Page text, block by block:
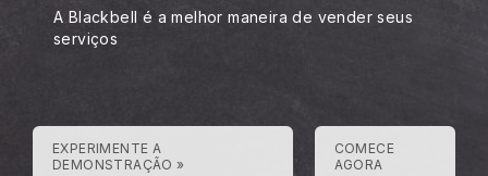
A Blackbell é a melhor maneira de vender seus
serviços
EXPERIMENTE A
DEMONSTRAÇÃO »
COMECE
AGORA